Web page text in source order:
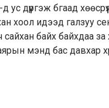
дүүргэж бгаад
хоол идээд галзуу
байх байхдаа за
мэнд бас давхар